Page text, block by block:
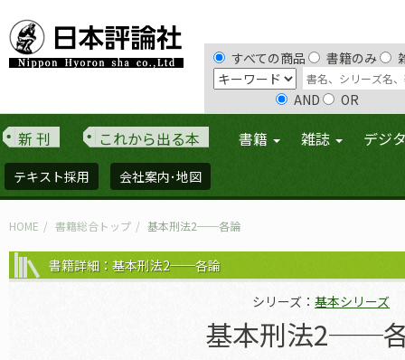
すべての商品 書籍のみ
AND OR
新 刊 これから出る本 書籍 雑誌 デジ
テキスト採用 会社案内･地図
HOME 書籍総合トップ 基本刑法2──各論
書籍詳細：基本刑法2──各論
シリーズ： 基本シリーズ
基本刑法2──